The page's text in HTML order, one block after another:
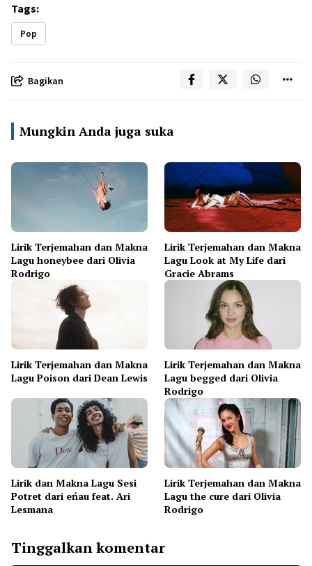
Tags:
Pop
Bagikan
Mungkin Anda juga suka
Lirik Terjemahan dan Makna
Lagu honeybee dari Olivia
Rodrigo
Lirik Terjemahan dan Makna
Lagu Look at My Life dari
Gracie Abrams
Lirik Terjemahan dan Makna
Lagu Poison dari Dean Lewis
Lirik Terjemahan dan Makna
Lagu begged dari Olivia
Rodrigo
Lirik dan Makna Lagu Sesi
Potret dari eńau feat. Ari
Lesmana
Lirik Terjemahan dan Makna
Lagu the cure dari Olivia
Rodrigo
Tinggalkan komentar